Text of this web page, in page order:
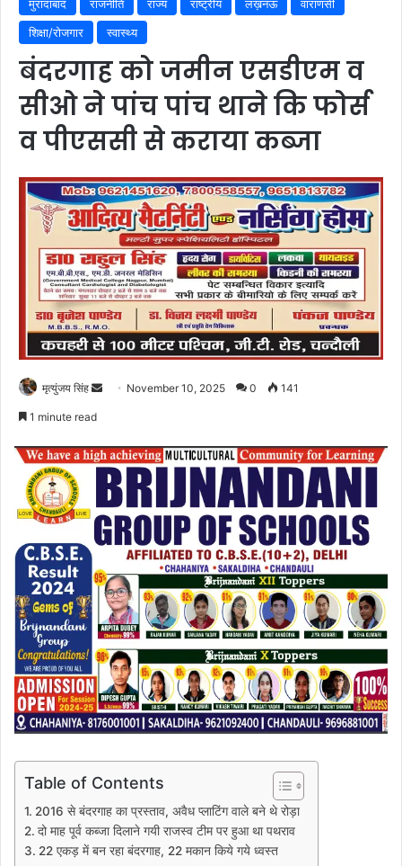
मुरादाबाद
राजनीति राज्य राष्ट्रीय लख़नऊ
वाराणसी
शिक्षा/रोजगार
स्वास्थ्य
बंदरगाह को जमीन एसडीएम व
सीओ ने पांच पांच थाने कि फोर्स
व पीएससी से कराया कब्जा
मृत्युंजय सिंह
Send November 10, 2025 0 141
1 minute read
Table of Contents
2016 से बंदरगाह का प्रस्ताव, अवैध प्लाटिंग वाले बने थे रोड़ा
दो माह पूर्व कब्जा दिलाने गयी राजस्व टीम पर हुआ था पथराव
22 एकड़ में बन रहा बंदरगाह, 22 मकान किये गये ध्वस्त